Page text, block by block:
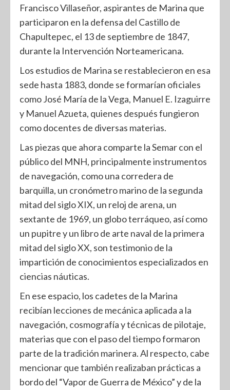
Francisco Villaseñor, aspirantes de Marina que
participaron en la defensa del Castillo de
Chapultepec, el 13 de septiembre de 1847,
durante la Intervención Norteamericana.
Los estudios de Marina se restablecieron en esa
sede hasta 1883, donde se formarían oficiales
como José María de la Vega, Manuel E. Izaguirre
y Manuel Azueta, quienes después fungieron
como docentes de diversas materias.
Las piezas que ahora comparte la Semar con el
público del MNH, principalmente instrumentos
de navegación, como una corredera de
barquilla, un cronómetro marino de la segunda
mitad del siglo XIX, un reloj de arena, un
sextante de 1969, un globo terráqueo, así como
un pupitre y un libro de arte naval de la primera
mitad del siglo XX, son testimonio de la
impartición de conocimientos especializados en
ciencias náuticas.
En ese espacio, los cadetes de la Marina
recibían lecciones de mecánica aplicada a la
navegación, cosmografía y técnicas de pilotaje,
materias que con el paso del tiempo formaron
parte de la tradición marinera. Al respecto, cabe
mencionar que también realizaban prácticas a
bordo del “Vapor de Guerra de México” y de la